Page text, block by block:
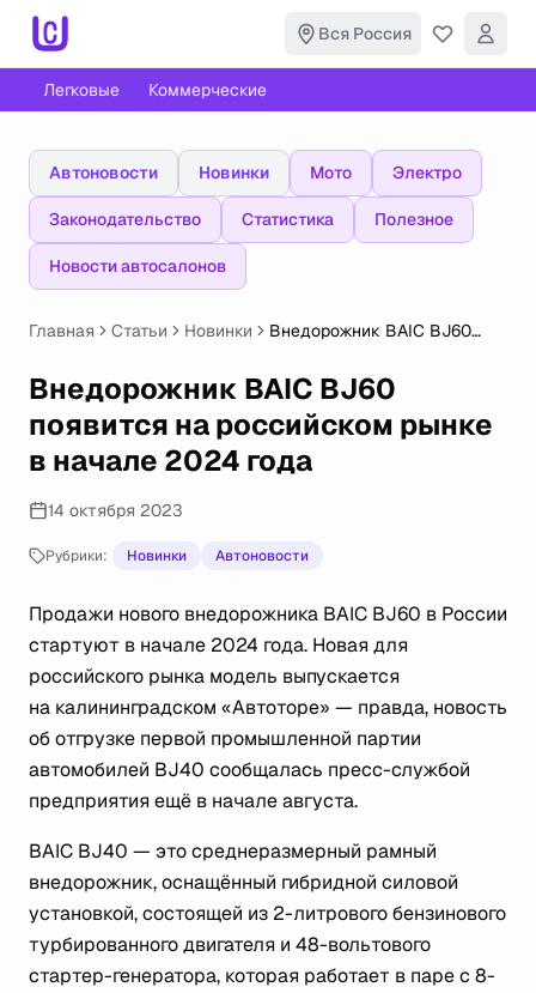
Вся Россия
Легковые Коммерческие
Автоновости Новинки Мото Электро
Законодательство Статистика Полезное
Новости автосалонов
Главная Статьи Новинки
Внедорожник BAIC BJ60
рынке в начале 2024 года
Внедорожник BAIC BJ60
появится на российском рынке
в начале 2024 года
14 октября 2023
Рубрики: Новинки Автоновости
Продажи нового внедорожника BAIC BJ60 в России
стартуют в начале 2024 года. Новая для
российского рынка модель выпускается
на калининградском «Автоторе» — правда, новость
об отгрузке первой промышленной партии
автомобилей BJ40 сообщалась пресс-службой
предприятия ещё в начале августа.
BAIC BJ40 — это среднеразмерный рамный
внедорожник, оснащённый гибридной силовой
установкой, состоящей из 2-литрового бензинового
турбированного двигателя и 48-вольтового
стартер-генератора, которая работает в паре с 8-